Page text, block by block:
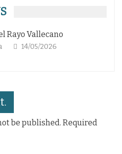
rey del Motherwell
García
be published. Required